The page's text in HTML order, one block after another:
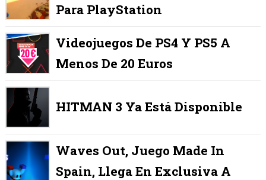
Para PlayStation
Videojuegos De PS4 Y PS5 A
Menos De 20 Euros
HITMAN 3 Ya Está Disponible
Waves Out, Juego Made In
Spain, Llega En Exclusiva A